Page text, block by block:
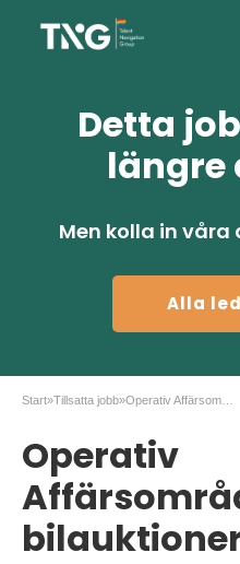
Detta
längre
Men kolla in
Alla
Start»Tillsatta jobb»
Operativ